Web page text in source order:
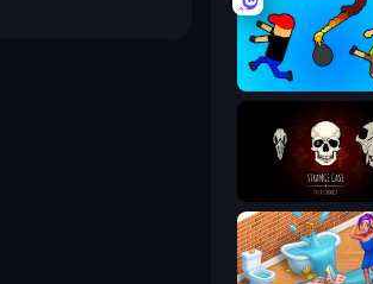
Mini-Caps: Bombs